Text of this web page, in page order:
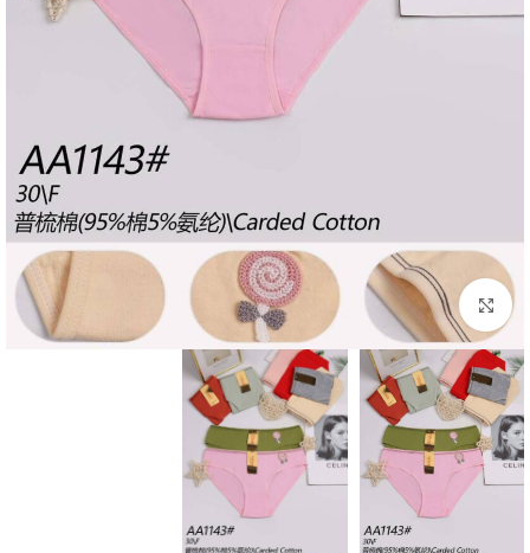
بزرگنمایی تصویر